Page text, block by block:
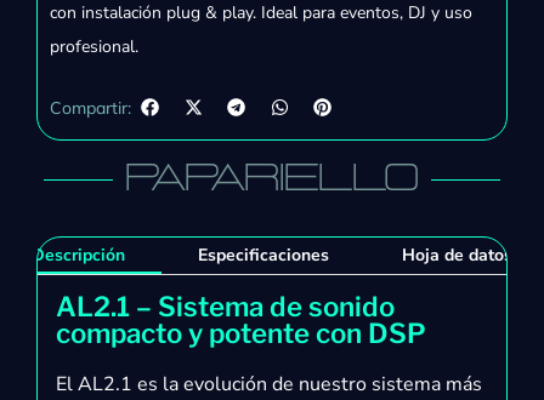
con instalación plug & play. Ideal para eventos, DJ y uso
profesional.
Compartir:
PAPARIELLO
Descripción Especificaciones Hoja de datos
AL2.1 – Sistema de sonido
compacto y potente con DSP
El AL2.1 es la evolución de nuestro sistema más